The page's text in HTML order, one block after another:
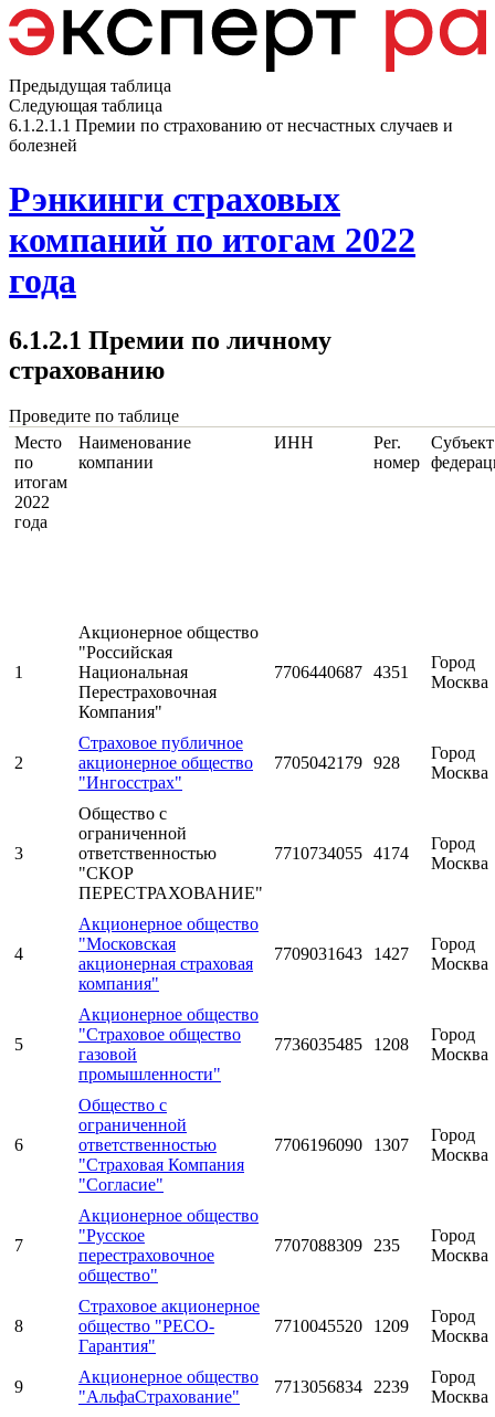
Предыдущая таблица
Следующая таблица
6.1.2.1.1 Премии по страхованию от несчастных случаев и
болезней
Рэнкинги страховых
компаний по итогам 2022
года
6.1.2.1 Премии по личному
страхованию
Проведите по таблице
Место
по
итогам
2022
года
Наименование
компании
ИНН
Рег.
номер
Субъект
1
Акционерное общество
"Российская
Национальная
Перестраховочная
Компания"
7706440687 4351
Город
Москва
2
Страховое публичное
акционерное общество
"Ингосстрах"
7705042179 928
Город
Москва
3
Общество с
ограниченной
ответственностью
"СКОР
ПЕРЕСТРАХОВАНИЕ"
7710734055 4174
Город
Москва
4
Акционерное общество
"Московская
акционерная страховая
компания"
7709031643 1427
Город
Москва
5
Акционерное общество
"Страховое общество
газовой
промышленности"
7736035485 1208
Город
Москва
6
Общество с
ограниченной
ответственностью
"Страховая Компания
"Согласие"
7706196090 1307
Город
Москва
7
Акционерное общество
"Русское
перестраховочное
общество"
7707088309 235
Город
Москва
8
Страховое акционерное
общество "РЕСО-
Гарантия"
7710045520 1209
Город
Москва
9
Акционерное общество
"АльфаСтрахование"
7713056834 2239
Город
Москва